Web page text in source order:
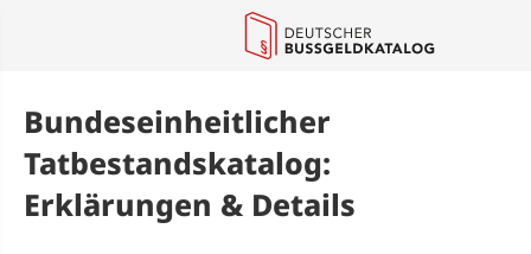
Bundeseinheitlicher
Tatbestandskatalog:
Erklärungen & Details